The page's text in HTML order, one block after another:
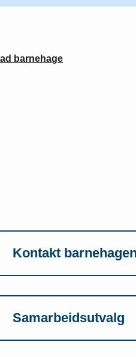
barnehage
Kontakt barnehagen
Samarbeidsutvalg